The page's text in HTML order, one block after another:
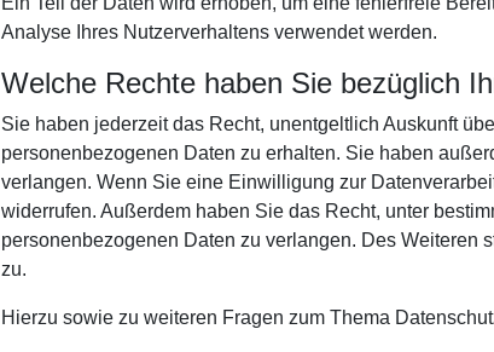
Analyse Ihres Nutzerverhaltens verwendet werden.
Welche Rechte haben Sie bezüglich
Sie haben jederzeit das Recht, unentgeltlich Auskunft
personenbezogenen Daten zu erhalten. Sie haben
verlangen. Wenn Sie eine Einwilligung zur
widerrufen. Außerdem haben Sie das Recht, unter
personenbezogenen Daten zu verlangen. Des Weiteren
zu.
Hierzu sowie zu weiteren Fragen zum Thema